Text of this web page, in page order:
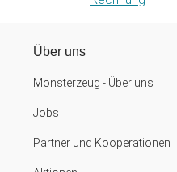
Über uns
Monsterzeug - Über uns
Jobs
Partner und Kooperationen